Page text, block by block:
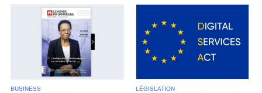
BUSINESS LÉGISLATION